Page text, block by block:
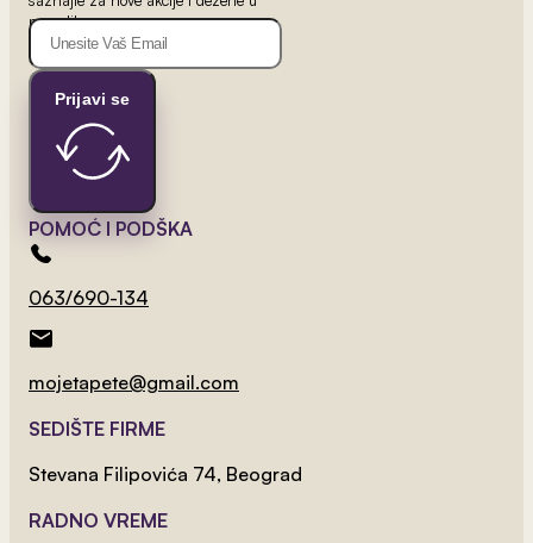
3D Tapet 23
ponudi!
Prijavi se
POMOĆ I PODŠKA
063/690-134
mojetapete@gmail.com
SEDIŠTE FIRME
Stevana Filipovića 74, Beograd
RADNO VREME